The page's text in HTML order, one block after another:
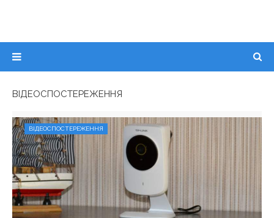
ВІДЕОСПОСТЕРЕЖЕННЯ
ВІДЕОСПОСТЕРЕЖЕННЯ